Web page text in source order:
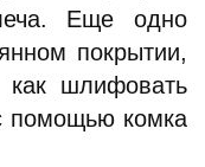
Еще одно
покрытии,
как шлифовать
помощью комка